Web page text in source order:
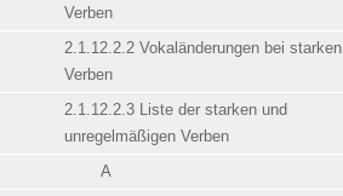
Verben
2.1.12.2.2 Vokaländerungen bei starken
Verben
2.1.12.2.3 Liste der starken und
unregelmäßigen Verben
A